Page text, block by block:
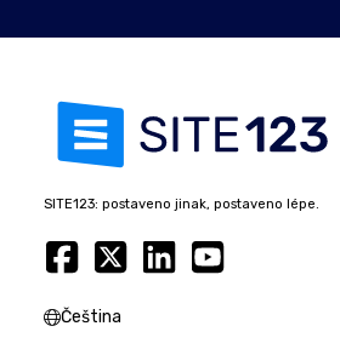
SITE123: postaveno jinak, postaveno lépe.
Čeština